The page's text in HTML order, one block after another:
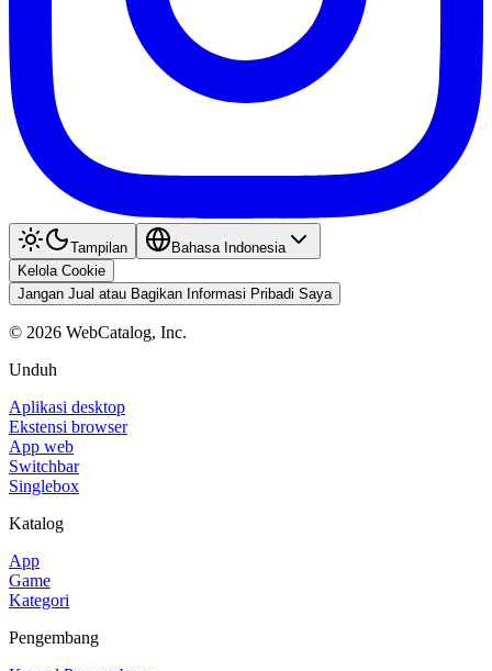
Tampilan
Bahasa Indonesia
Kelola Cookie
Jangan Jual atau Bagikan Informasi Pribadi Saya
© 2026 WebCatalog, Inc.
Unduh
Aplikasi desktop
Ekstensi browser
App web
Switchbar
Singlebox
Katalog
App
Game
Kategori
Pengembang